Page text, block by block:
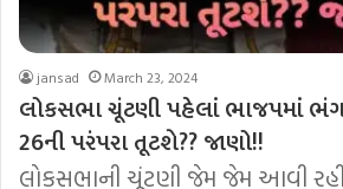
jansad March 23, 2024
લોકસભા ચૂંટણી પહેલાં ભાજપમાં
26ની પરંપરા તૂટશે?? જાણો!!
લોકસભાની ચૂંટણી જેમ જેમ આવી